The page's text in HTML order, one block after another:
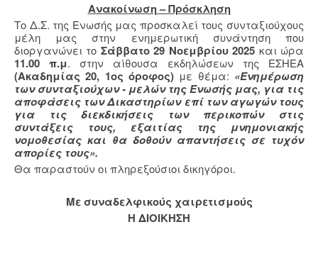
Ανακοίνωση – Πρόσκληση
Το Δ.Σ. της Ενωσής μας προσκαλεί τους συνταξιούχους
μέλη μας στην ενημερωτική συνάντηση που
διοργανώνει το Σάββατο 29 Νοεμβρίου 2025 και ώρα
11.00 π.μ. στην αίθουσα εκδηλώσεων της ΕΣΗΕΑ
(Ακαδημίας 20, 1ος όροφος) με θέμα: «Ενημέρωση
των συνταξιούχων - μελών της Ενωσής μας, για τις
αποφάσεις των Δικαστηρίων επί των αγωγών τους
για τις διεκδικήσεις των περικοπών στις
συντάξεις τους, εξαιτίας της μνημονιακής
νομοθεσίας και θα δοθούν απαντήσεις σε τυχόν
απορίες τους».
Θα παραστούν οι πληρεξούσιοι δικηγόροι.
Με συναδελφικούς χαιρετισμούς
Η ΔΙΟΙΚΗΣΗ